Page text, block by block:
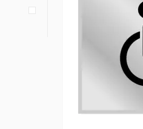
Купить